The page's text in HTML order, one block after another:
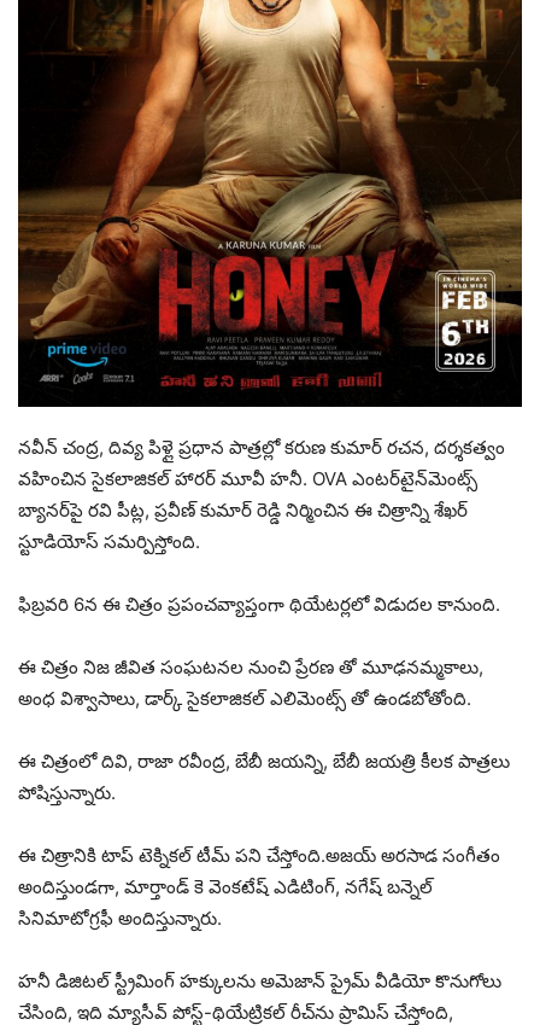
నవీన్ చంద్ర, దివ్య పిళ్లై ప్రధాన పాత్రల్లో కరుణ కుమార్ రచన, దర్శకత్వం
వహించిన సైకలాజికల్ హారర్ మూవీ హనీ. OVA ఎంటర్‌టైన్‌మెంట్స్
బ్యానర్‌పై రవి పీట్ల, ప్రవీణ్ కుమార్ రెడ్డి నిర్మించిన ఈ చిత్రాన్ని శేఖర్
స్టూడియోస్ సమర్పిస్తోంది.
ఫిబ్రవరి 6న ఈ చిత్రం ప్రపంచవ్యాప్తంగా థియేటర్లలో విడుదల కానుంది.
ఈ చిత్రం నిజ జీవిత సంఘటనల నుంచి ప్రేరణ తో మూఢనమ్మకాలు,
అంధ విశ్వాసాలు, డార్క్ సైకలాజికల్ ఎలిమెంట్స్ తో ఉండబోతోంది.
ఈ చిత్రంలో దివి, రాజా రవీంద్ర, బేబీ జయన్ని, బేబీ జయత్రి కీలక పాత్రలు
పోషిస్తున్నారు.
ఈ చిత్రానికి టాప్ టెక్నికల్ టీమ్ పని చేస్తోంది.అజయ్ అరసాడ సంగీతం
అందిస్తుండగా, మార్తాండ్ కె వెంకటేష్ ఎడిటింగ్, నగేష్ బన్నెల్
సినిమాటోగ్రఫీ అందిస్తున్నారు.
హనీ డిజిటల్ స్ట్రీమింగ్ హక్కులను అమెజాన్ ప్రైమ్ వీడియో కొనుగోలు
చేసింది, ఇది మ్యాసీవ్ పోస్ట్-థియేట్రికల్ రీచ్‌ను ప్రామిస్ చేస్తోంది,